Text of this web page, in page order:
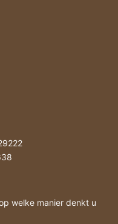
welke manier denkt u